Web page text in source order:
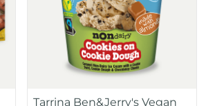
Tarrina Ben&Jerry's Vegan